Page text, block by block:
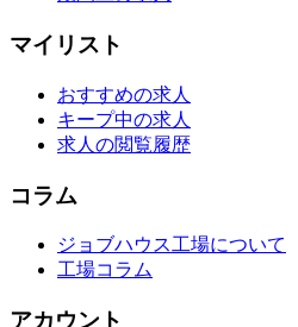
マイリスト
おすすめの求人
キープ中の求人
求人の閲覧履歴
コラム
ジョブハウス工場について
工場コラム
アカウント